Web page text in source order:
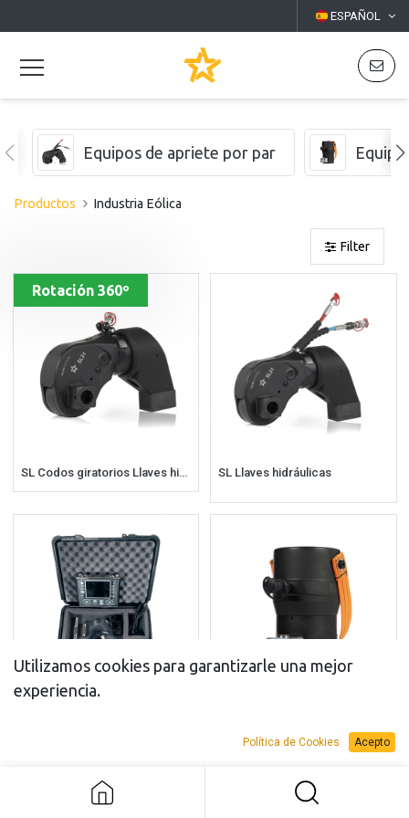
ESPAÑOL
Equipos de apriete por par
Productos Industria Eólica
Filter
SL Codos giratorios Llaves hidráulicas
Rotación 360º
SL Llaves hidráulicas
Utilizamos cookies para garantizarle una mejor
experiencia.
Política de Cookies Acepto